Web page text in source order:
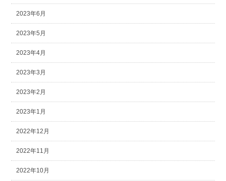
2023年6月
2023年5月
2023年4月
2023年3月
2023年2月
2023年1月
2022年12月
2022年11月
2022年10月